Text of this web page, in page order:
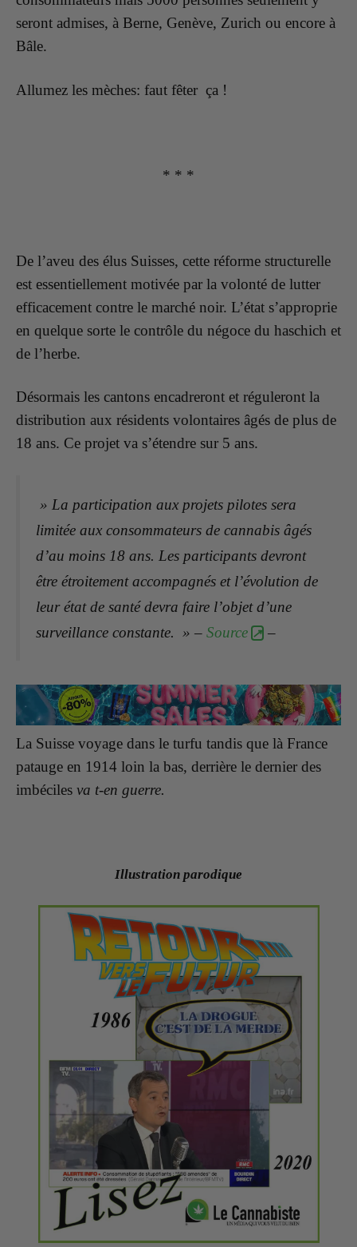
seront admises, à Berne, Genève, Zurich ou encore à
Bâle.
Allumez les mèches: faut fêter ça !
* * *
De l’aveu des élus Suisses, cette réforme structurelle
est essentiellement motivée par la volonté de lutter
efficacement contre le marché noir. L’état s’approprie
en quelque sorte le contrôle du négoce du haschich et
de l’herbe.
Désormais les cantons encadreront et réguleront la
distribution aux résidents volontaires âgés de plus de
18 ans. Ce projet va s’étendre sur 5 ans.
» La participation aux projets pilotes sera
limitée aux consommateurs de cannabis âgés
d’au moins 18 ans. Les participants devront
être étroitement accompagnés et l’évolution de
leur état de santé devra faire l’objet d’une
surveillance constante. » – Source –
La Suisse voyage dans le turfu tandis que là France
patauge en 1914 loin la bas, derrière le dernier des
imbéciles va t-en guerre.
Illustration parodique